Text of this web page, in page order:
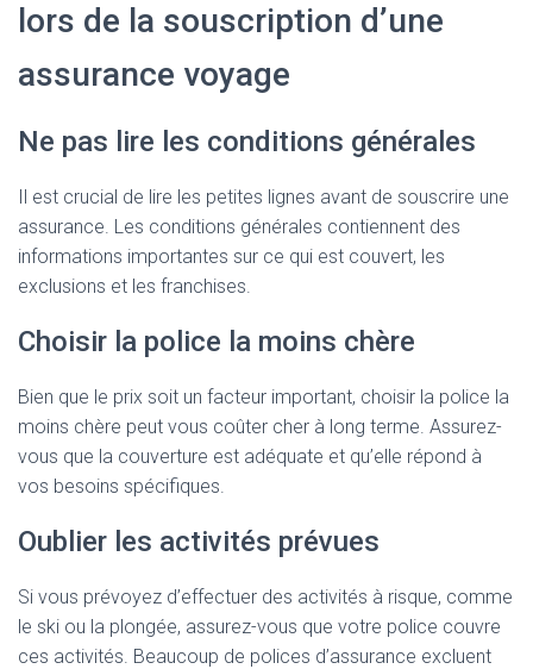
lors de la souscription d’une
assurance voyage
Ne pas lire les conditions générales
Il est crucial de lire les petites lignes avant de souscrire une
assurance. Les conditions générales contiennent des
informations importantes sur ce qui est couvert, les
exclusions et les franchises.
Choisir la police la moins chère
Bien que le prix soit un facteur important, choisir la police la
moins chère peut vous coûter cher à long terme. Assurez-
vous que la couverture est adéquate et qu’elle répond à
vos besoins spécifiques.
Oublier les activités prévues
Si vous prévoyez d’effectuer des activités à risque, comme
le ski ou la plongée, assurez-vous que votre police couvre
ces activités. Beaucoup de polices d’assurance excluent